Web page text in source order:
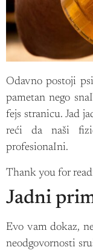
Odavno postoji
pametan nego
fejs stranicu. Jad
reći da naši
profesionaIni.
Thank you for
Jadni
Evo vam dokaz,
neodgovornosti